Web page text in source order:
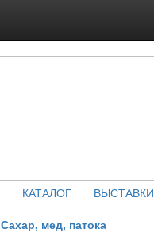
КАТАЛОГ ВЫСТАВКИ
Сахар, мед, патока